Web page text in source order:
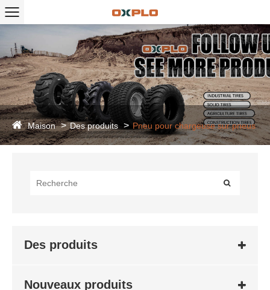
Maison Des produits Pneu pour chargeuse sur pneus
Des produits
Nouveaux produits